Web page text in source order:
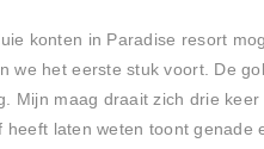
konten in Paradise resort
we het eerste stuk voort. De
Mijn maag draait zich drie
laten weten toont genade